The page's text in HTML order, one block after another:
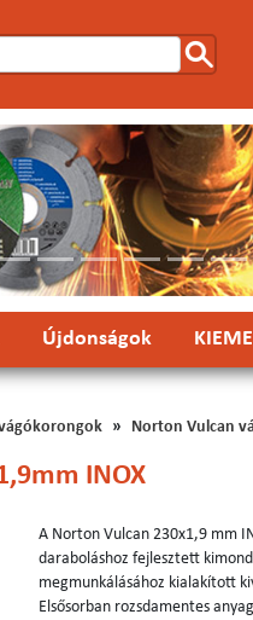
Újdonságok
Norton Vulcan
INOX
A Norton Vulcan 230x1,9 mm
daraboláshoz fejlesztett
megmunkálásához kialakított
Elsősorban rozsdamentes